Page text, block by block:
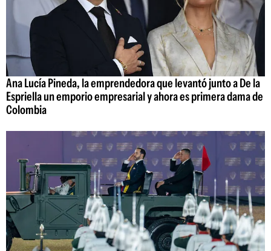
Ana Lucía Pineda, la emprendedora que levantó junto a De la
Espriella un emporio empresarial y ahora es primera dama de
Colombia